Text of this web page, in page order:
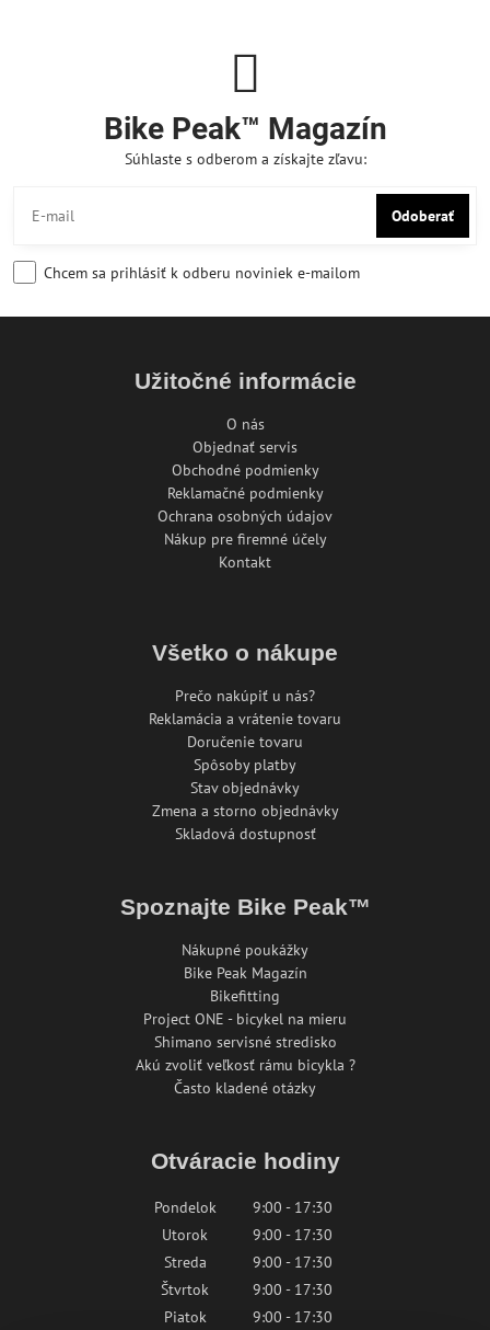
Bike Peak™ Magazín
Súhlaste s odberom a získajte zľavu:
Odoberať
Chcem sa prihlásiť k odberu noviniek e-mailom
Užitočné informácie
O nás
Objednať servis
Obchodné podmienky
Reklamačné podmienky
Ochrana osobných údajov
Nákup pre firemné účely
Kontakt
Všetko o nákupe
Prečo nakúpiť u nás?
Reklamácia a vrátenie tovaru
Doručenie tovaru
Spôsoby platby
Stav objednávky
Zmena a storno objednávky
Skladová dostupnosť
Spoznajte Bike Peak™
Nákupné poukážky
Bike Peak Magazín
Bikefitting
Project ONE - bicykel na mieru
Shimano servisné stredisko
Akú zvoliť veľkosť rámu bicykla ?
Často kladené otázky
Otváracie hodiny
Pondelok
9:00 - 17:30
Utorok
9:00 - 17:30
Streda
9:00 - 17:30
Štvrtok
9:00 - 17:30
Piatok
9:00 - 17:30